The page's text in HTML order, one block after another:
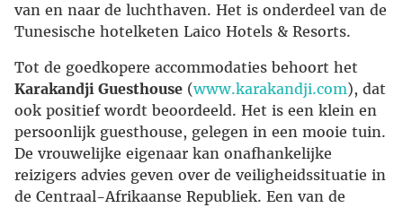
van en naar de luchthaven. Het is onderdeel van de
Tunesische hotelketen Laico Hotels & Resorts.
Tot de goedkopere accommodaties behoort het
Karakandji Guesthouse (www.karakandji.com), dat
ook positief wordt beoordeeld. Het is een klein en
persoonlijk guesthouse, gelegen in een mooie tuin.
De vrouwelijke eigenaar kan onafhankelijke
reizigers advies geven over de veiligheidssituatie in
de Centraal-Afrikaanse Republiek. Een van de